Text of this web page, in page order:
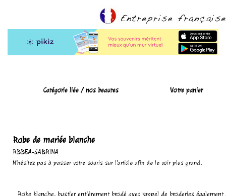
Catégorie liée /nos beautes Votre panier
Robe de mariée blanche
RBBEA-SABRINA
N'hésitez pas à passer votre souris sur l'article afin de le voir plus grand.
Robe blanche, bustier entièrement brodé avec rappel de broderies